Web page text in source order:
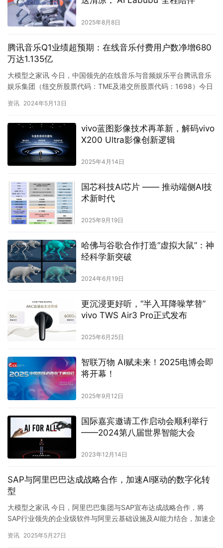
2025年8月8日
腾讯音乐Q1业绩超预期：在线音乐付费用户数净增680
万达1.135亿
大模型之家讯 今日，中国领先的在线音乐与音频娱乐平台腾讯音乐
娱乐集团（纽交所股票代码：TME及港交所股票代码：1698）今日
资讯 2024年5月13日
vivo蓝图影像技术再革新，解码vivo
X200 Ultra影像创新逻辑
2025年4月14日
国芯科技AI芯片 —— 推动端侧AI技
术新时代
2025年9月19日
哈佛与谷歌合作打造“虚拟大鼠”：神
经科学新突破
2024年6月19日
更沉浸更好听，“半入耳降噪苹替”
vivo TWS Air3 Pro正式发布
2025年6月25日
智联万物 AI赋未来！2025电博会即
将开幕！
2025年9月12日
国际嘉宾邀请工作启动会顺利举行
——2024第八届世界智能大会
2023年12月14日
SAP与阿里巴巴达成战略合作，加速AI驱动的数字化转
型
大模型之家讯 今日，阿里巴巴集团与SAP宣布达成战略合作，将
SAP行业领先的企业级软件与阿里云基础设施及AI能力结合，加速企
资讯 2025年5月27日